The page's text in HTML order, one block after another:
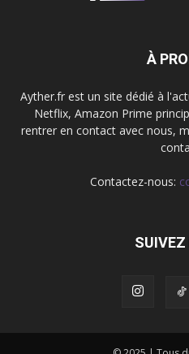
À
Ayther.fr est un site dédié à
Netflix, Amazon Prime
rentrer en contact avec nous,
Contactez-nous:
SUIVEZ